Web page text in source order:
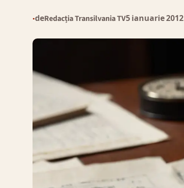
●deRedacția Transilvania TV5 ianuarie 2012